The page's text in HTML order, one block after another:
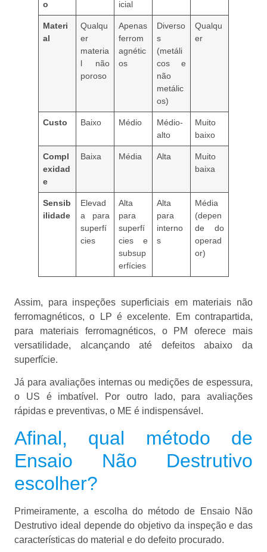
o
icial
Materi
al
Qualqu
er
materia
l não
poroso
Apenas
ferrom
agnétic
os
Diverso
s
(metáli
cos e
não
metálic
os)
Qualqu
er
Custo Baixo Médio
Médio-
alto
Muito
baixo
Compl
exidad
e
Baixa Média Alta
Muito
baixa
Sensib
ilidade
Elevad
a para
superfí
cies
Alta
para
superfí
cies e
subsup
erfícies
Alta
para
interno
s
Média
(depen
de do
operad
or)
Assim, para inspeções superficiais em materiais não
ferromagnéticos, o LP é excelente. Em contrapartida,
para materiais ferromagnéticos, o PM oferece mais
versatilidade, alcançando até defeitos abaixo da
superfície.
Já para avaliações internas ou medições de espessura,
o US é imbatível. Por outro lado, para avaliações
rápidas e preventivas, o ME é indispensável.
Afinal, qual método de
Ensaio Não Destrutivo
escolher?
Primeiramente, a escolha do método de Ensaio Não
Destrutivo ideal depende do objetivo da inspeção e das
características do material e do defeito procurado.